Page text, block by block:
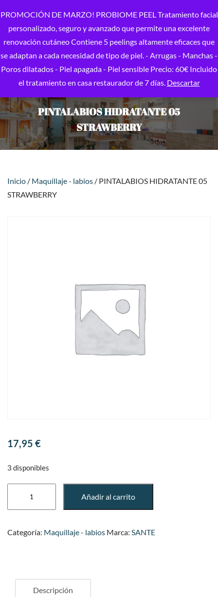
PINTALABIOS HIDRATANTE 05
STRAWBERRY
Inicio / Maquillaje - labios / PINTALABIOS HIDRATANTE 05
STRAWBERRY
17,95 €
3 disponibles
STRAWBERRY
Añadir al carrito
Categoría: Maquillaje - labios Marca: SANTE
Descripción
PROMOCIÓN DE MARZO! PROBIOME PEEL Tratamiento facial
personalizado, seguro y avanzado que permite una excelente
renovación cutáneo Contiene 5 peelings altamente eficaces que
se adaptan a cada necesidad de tipo de piel. - Arrugas - Manchas -
Poros dilatados - Piel apagada - Piel sensible Precio: 60€ Incluido
el tratamiento en casa restaurador de 7 días. Descartar